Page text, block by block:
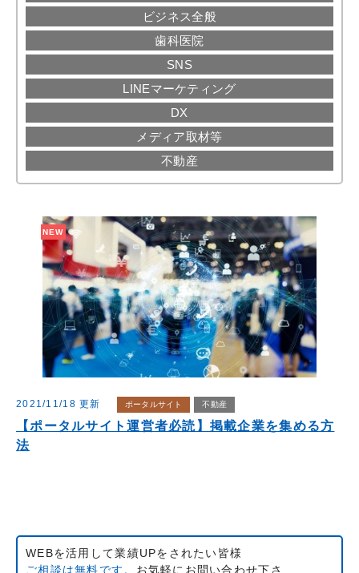
ビジネス全般
歯科医院
SNS
LINEマーケティング
DX
メディア取材等
不動産
NEW
2021/11/18 更新 ポータルサイト 不動産
【ポータルサイト運営者必読】掲載企業を集める方
法
WEBを活用して業績UPをされたい皆様
ご相談は無料です。 お気軽にお問い合わせ下さ